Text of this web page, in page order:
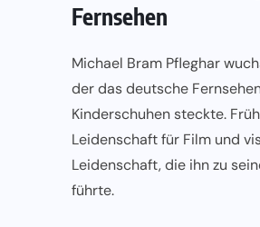
Fernsehen
Michael Bram Pfleghar
der das deutsche
Kinderschuhen steckte.
Leidenschaft für Film und
Leidenschaft, die ihn zu
führte.